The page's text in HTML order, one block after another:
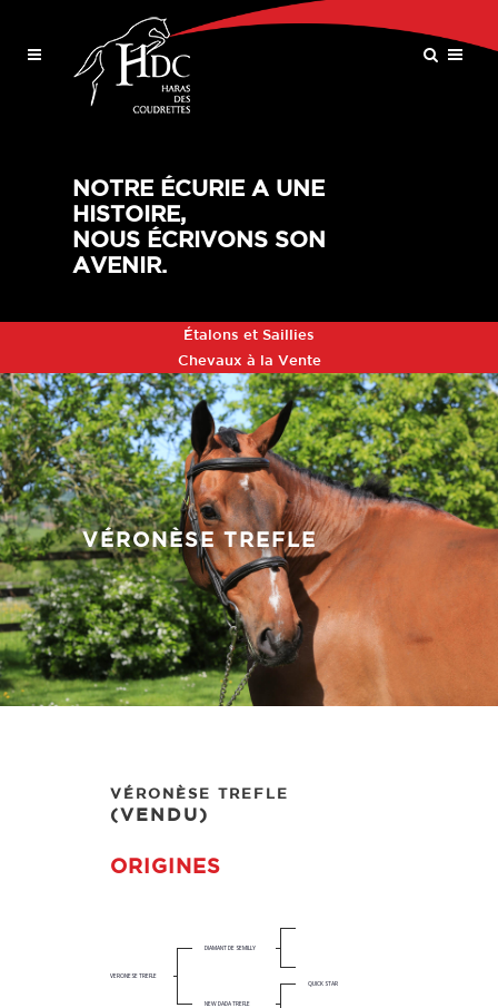
NOTRE ÉCURIE A UNE
HISTOIRE,
NOUS ÉCRIVONS SON
AVENIR.
Étalons et Saillies
Chevaux à la Vente
VÉRONÈSE TREFLE
VÉRONÈSE TREFLE
(VENDU)
ORIGINES
VERONESE TREFLE
DIAMANT DE SEMILLY
QUICK STAR
NEW DADA TREFLE